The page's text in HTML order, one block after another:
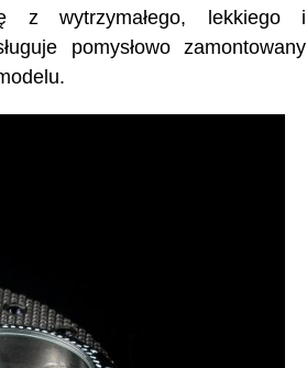
z wytrzymałego, lekkiego i
pomysłowo zamontowany